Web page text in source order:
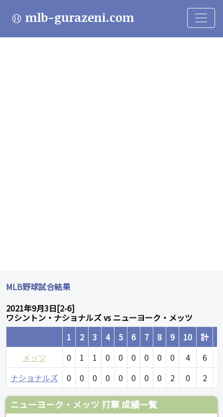
mlb-gurazeni.com
MLB野球試合結果
2021年9月3日[2-6]
ワシントン・ナショナルズ vs ニューヨーク・メッツ
1
2 3 4 5 6 7 8 9 10 計
メッツ
0 1 1 0 0 0 0 0 0 4 6
ナショナルズ
0 0 0 0 0 0 0 0 2 0 2
ニューヨーク・メッツ 打撃 成績一覧